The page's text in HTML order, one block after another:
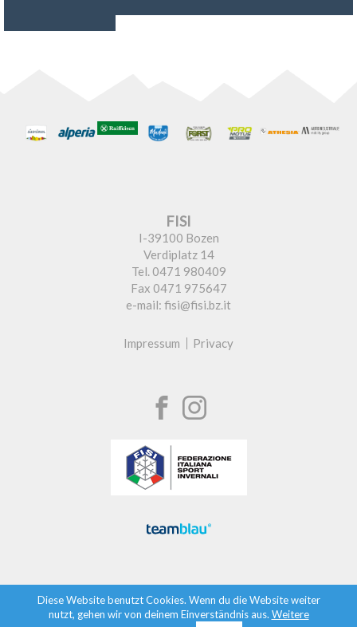
FISI
I-39100 Bozen
Verdiplatz 14
Tel. 0471 980409
Fax 0471 975647
e-mail: fisi@fisi.bz.it
Impressum Privacy
Diese Website benutzt Cookies. Wenn du die Website weiter
nutzt, gehen wir von deinem Einverständnis aus. Weitere